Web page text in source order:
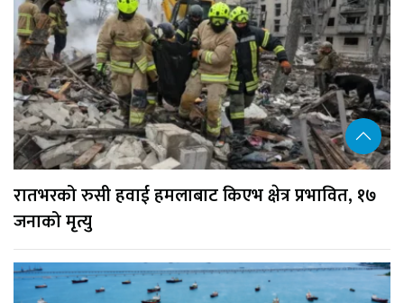
रातभरको रुसी हवाई हमलाबाट किएभ क्षेत्र प्रभावित, १७
जनाको मृत्यु